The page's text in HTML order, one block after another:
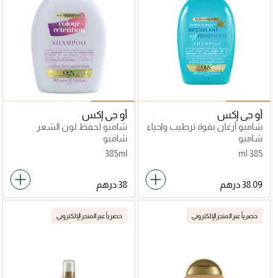
أو جي إكس
شامبو أرغان بقوة ترطيب وإحياء
فائقة
شامبو
385 ml
أو جي إكس
شامبو لحفظ لون الشعر
شامبو
385ml
حصرياً عبر المتجر الإلكتروني حصرياً عبر المتجر الإلكتروني